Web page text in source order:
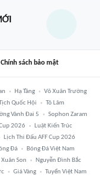
Chính sách bảo mật
Hạ Tầng
Võ Xuân Trường
Quốc Hội
Tô Lâm
Vành Đai 5
Sophon Zaram
2026
Luật Kiến Trúc
Lịch Thi Đấu AFF Cup 2026
Đá
Bóng Đá Việt Nam
Son
Nguyễn Đình Bắc
Giá Vàng
Tuyển Việt Nam